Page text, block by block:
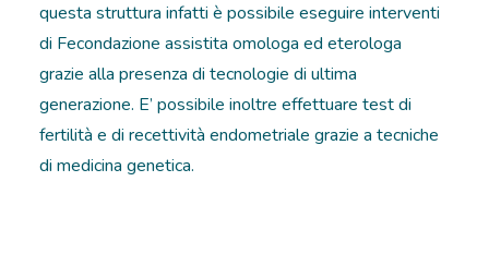
questa struttura infatti è possibile eseguire interventi
di Fecondazione assistita omologa ed eterologa
grazie alla presenza di tecnologie di ultima
generazione. E’ possibile inoltre effettuare test di
fertilità e di recettività endometriale grazie a tecniche
di medicina genetica.